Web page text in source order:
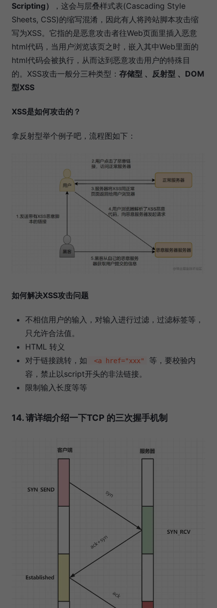
Scripting）
，这会与层叠样式表(Cascading Style
Sheets, CSS)的缩写混淆，因此有人将跨站脚本攻击缩
写为XSS。它指的是恶意攻击者往Web页面里插入恶意
html代码，当用户浏览该页之时，嵌入其中Web里面的
html代码会被执行，从而达到恶意攻击用户的特殊目
的。XSS攻击一般分三种类型： 存储型 、反射型 、DOM
型XSS
XSS是如何攻击的？
拿反射型举个例子吧，流程图如下：
如何解决XSS攻击问题
不相信用户的输入，对输入进行过滤，过滤标签等，
只允许合法值。
HTML 转义
对于链接跳转，如
<a href="xxx"
等，要校验内
容，禁止以script开头的非法链接。
限制输入长度等等
14. 请详细介绍一下TCP 的三次握手机制